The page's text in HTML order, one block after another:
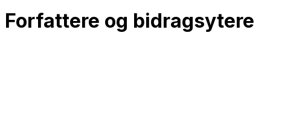
Forfattere og bidragsytere